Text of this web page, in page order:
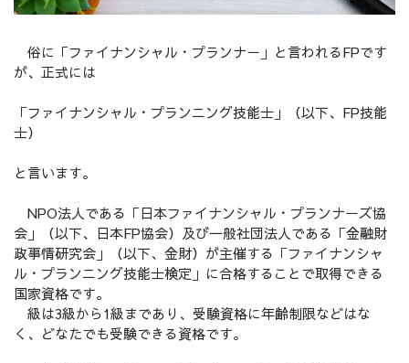
俗に「ファイナンシャル・プランナー」と言われるFPです
が、正式には
「ファイナンシャル・プランニング技能士」（以下、FP技能
士）
と言います。
NPO法人である「日本ファイナンシャル・プランナーズ協
会」（以下、日本FP協会）及び一般社団法人である「金融財
政事情研究会」（以下、金財）が主催する「ファイナンシャ
ル・プランニング技能士検定」に合格することで取得できる
国家資格です。
級は3級から1級まであり、受験資格に年齢制限などはな
く、どなたでも受験できる資格です。